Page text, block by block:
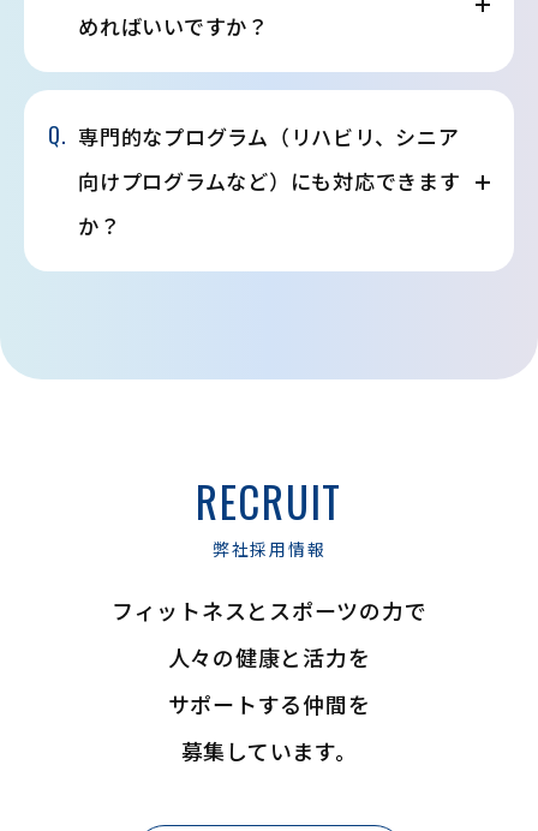
めればいいですか？
Q. 専門的なプログラム（リハビリ、シニア
向けプログラムなど）にも対応できます
か？
RECRUIT
弊社採用情報
フィットネスとスポーツの力で
人々の健康と活力を
サポートする仲間を
募集しています。